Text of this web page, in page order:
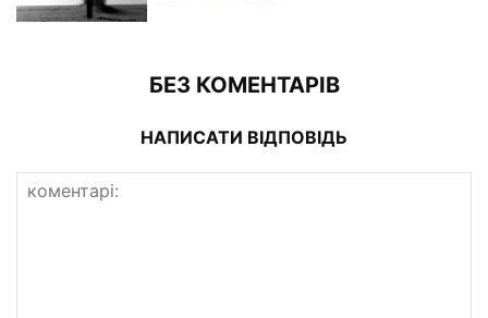
БЕЗ КОМЕНТАРІВ
НАПИСАТИ ВІДПОВІДЬ